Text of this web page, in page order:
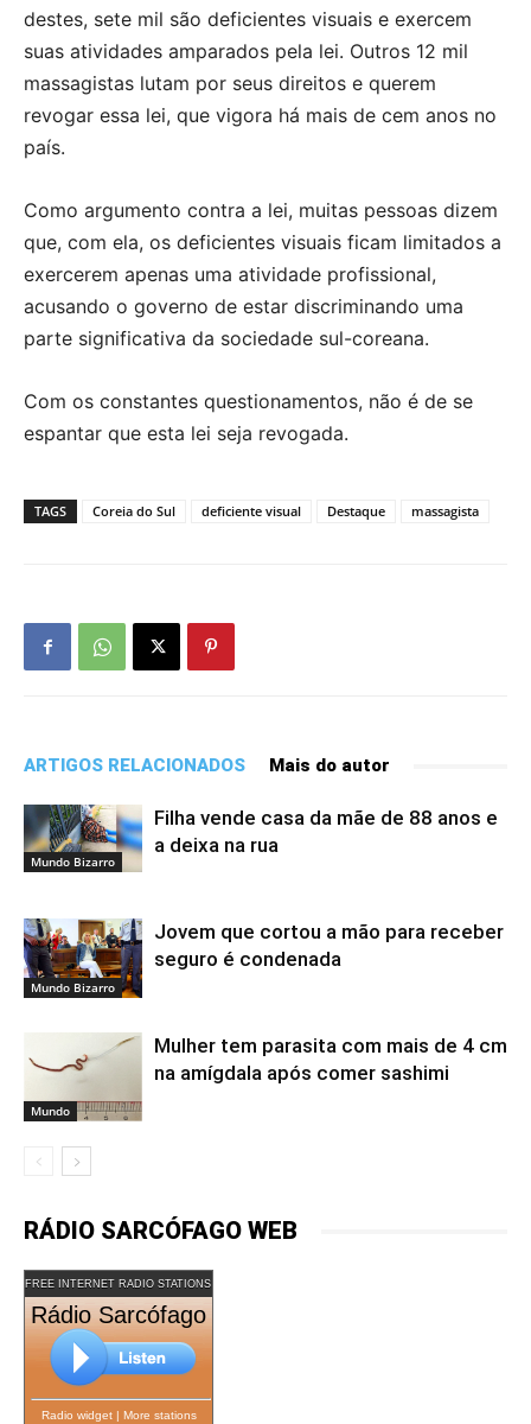
destes, sete mil são deficientes visuais e exercem
suas atividades amparados pela lei. Outros 12 mil
massagistas lutam por seus direitos e querem
revogar essa lei, que vigora há mais de cem anos no
país.
Como argumento contra a lei, muitas pessoas dizem
que, com ela, os deficientes visuais ficam limitados a
exercerem apenas uma atividade profissional,
acusando o governo de estar discriminando uma
parte significativa da sociedade sul-coreana.
Com os constantes questionamentos, não é de se
espantar que esta lei seja revogada.
TAGS Coreia do Sul deficiente visual Destaque massagista
ARTIGOS RELACIONADOS Mais do autor
Mundo Bizarro
Filha vende casa da mãe de 88 anos e
a deixa na rua
Mundo Bizarro
Jovem que cortou a mão para receber
seguro é condenada
Mundo
Mulher tem parasita com mais de 4 cm
na amígdala após comer sashimi
RÁDIO SARCÓFAGO WEB
FREE INTERNET RADIO STATIONS
Rádio Sarcófago
Radio widget| More stations